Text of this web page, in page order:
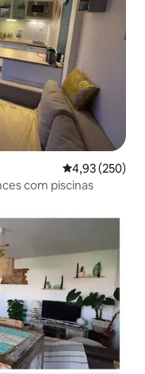
4,93 de uma
4,93 (250)
com piscinas